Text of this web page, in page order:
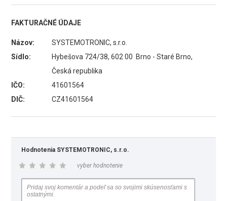
FAKTURAČNÉ ÚDAJE
Názov:
SYSTEMOTRONIC, s.r.o.
Sídlo:
Hybešova 724/38, 602 00 Brno - Staré Brno,
Česká republika
IČO:
41601564
DIČ:
CZ41601564
Hodnotenia SYSTEMOTRONIC, s.r.o.
vyber hodnotenie